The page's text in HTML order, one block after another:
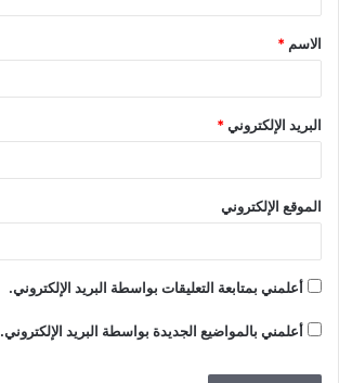
ق
*
الاسم *
البريد الإلكتروني*
الموقع الإلكتروني
أعلمني بمتابعة التعليقات بواسطة البريد الإلكتروني.
أعلمني بالمواضيع الجديدة بواسطة البريد الإلكتروني.